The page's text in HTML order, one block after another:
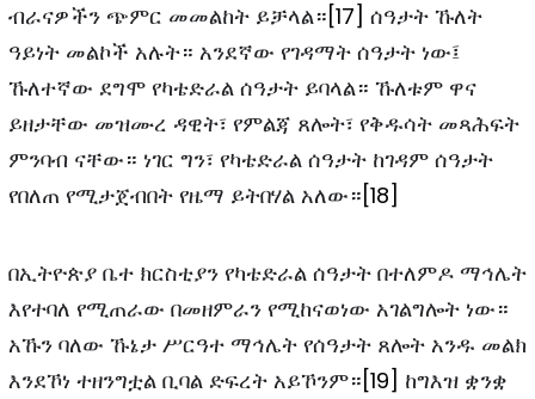
ብራናዎችን ጭምር መመልከት ይቻላል።[17] ሰዓታት ኹለት
ዓይነት መልኮች አሉት። አንደኛው የገዳማት ሰዓታት ነው፤
ኹለተኛው ደግሞ የካቴድራል ሰዓታት ይባላል። ኹለቱም ዋና
ይዘታቸው መዝሙረ ዳዊት፣ የምልጃ ጸሎት፣ የቅዱሳት መጻሕፍት
ምንባብ ናቸው። ነገር ግን፣ የካቴድራል ሰዓታት ከገዳም ሰዓታት
የበለጠ የሚታጀብበት የዜማ ይትበሃል አለው።[18]
በኢትዮጵያ ቤተ ክርስቲያን የካቴድራል ሰዓታት በተለምዶ ማኅሌት
እየተባለ የሚጠራው በመዘምራን የሚከናወነው አገልግሎት ነው።
አኹን ባለው ኹኔታ ሥርዓተ ማኅሌት የሰዓታት ጸሎት አንዱ መልክ
እንደኾነ ተዘንግቷል ቢባል ድፍረት አይኾንም።[19] ከግእዝ ቋንቋ